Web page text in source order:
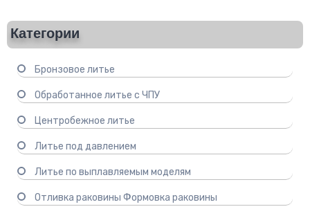
Категории
Бронзовое литье
Обработанное литье с ЧПУ
Центробежное литье
Литье под давлением
Литье по выплавляемым моделям
Отливка раковины Формовка раковины